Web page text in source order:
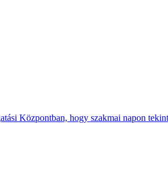
Központban, hogy szakmai napon